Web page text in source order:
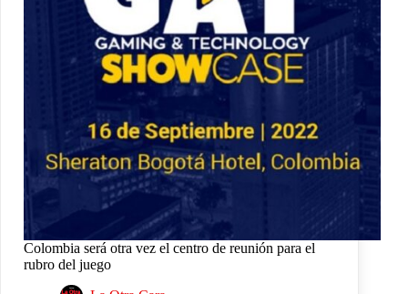
Colombia será otra vez el centro de reunión para el
rubro del juego